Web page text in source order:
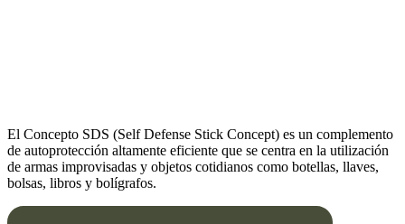
El Concepto SDS (Self Defense Stick Concept) es un complemento
de autoprotección altamente eficiente que se centra en la utilización
de armas improvisadas y objetos cotidianos como botellas, llaves,
bolsas, libros y bolígrafos.